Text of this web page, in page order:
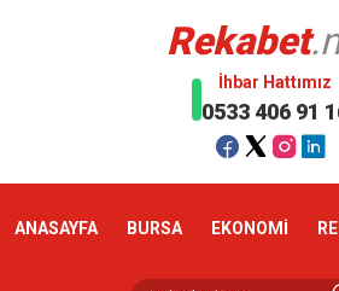
Rekabet
İhbar Hattımız
0533 406 91
ANASAYFA BURSA EKONOMİ